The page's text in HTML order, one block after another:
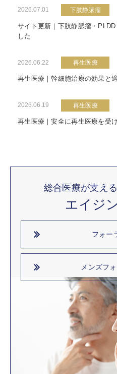
2026.07.01 下肢静脈瘤
サイト更新｜下肢静脈瘤・
した
2026.06.22 再生医療
再生医療｜幹細胞治療の効果と
2026.06.19 再生医療
再生医療｜安全に再生医療を受
総合医療が支え
エイジ
フォー
メンズフ